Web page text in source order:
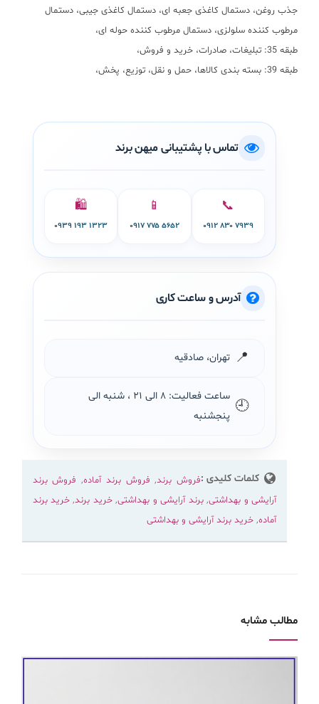
جذب روغن، دستمال کاغذی جعبه ای، دستمال کاغذی جیبی، دستمال
مرطوب کننده سلولزی، دستمال مرطوب کننده حوله ای،
طبقه 35: تبلیغات، صادرات، خرید و فروش،
طبقه 39: بسته بندی کالاها، حمل و نقل، توزیع، پخش،
تماس با پشتیبانی میهن برند
📞
۰۹۱۲ ۸۳۰ ۷۹۳۹
📱
۰۹۱۷ ۷۷۵ ۵۶۵۲
🛍️
۰۹۳۹ ۱۹۳ ۱۳۲۳
آدرس و ساعت کاری
📍 تهران، صادقیه
🕘
ساعت فعالیت: ۸ الی ۲۱ ، شنبه الی
پنجشنبه
کلمات کلیدی :فروش برند, فروش برند آماده, فروش برند
آرایشی و بهداشتی,برند آرایشی و بهداشتی,خرید برند,خرید برند
آماده, خرید برند آرایشی و بهداشتی
مطالب مشابه